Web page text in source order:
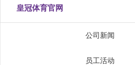
皇冠体育官网
公司新闻
员工活动